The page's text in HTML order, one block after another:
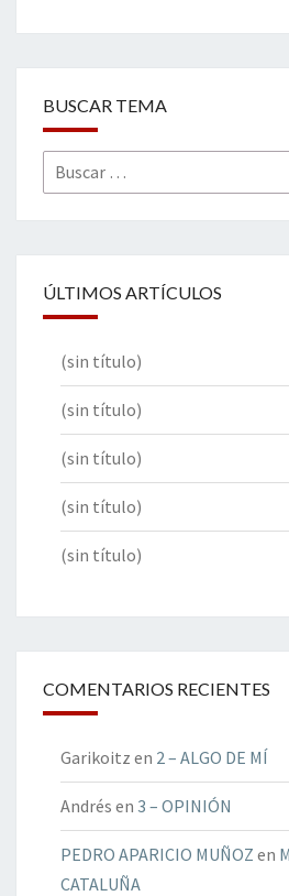
BUSCAR TEMA
Buscar
por:
ÚLTIMOS ARTÍCULOS
(sin título)
(sin título)
(sin título)
(sin título)
(sin título)
COMENTARIOS RECIENTES
Garikoitz en 2 – ALGO DE MÍ
Andrés en 3 – OPINIÓN
PEDRO APARICIO MUÑOZ en
CATALUÑA